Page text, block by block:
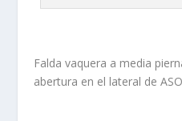
Falda vaquera a media
abertura en el lateral de